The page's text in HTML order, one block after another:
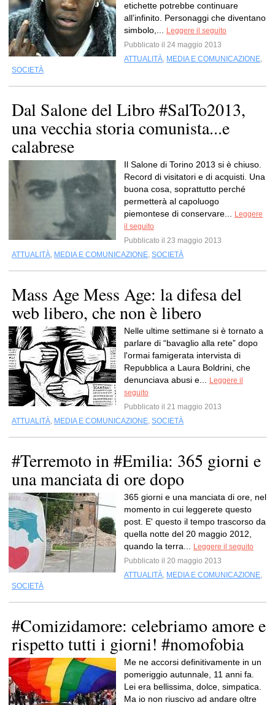
etichette potrebbe continuare
all’infinito. Personaggi che diventano
simbolo,...
Leggere il seguito
Pubblicato il 24 maggio 2013
ATTUALITÀ, MEDIA E COMUNICAZIONE,
SOCIETÀ
Dal Salone del Libro #SalTo2013,
una vecchia storia comunista...e
calabrese
Il Salone di Torino 2013 si è chiuso.
Record di visitatori e di acquisti. Una
buona cosa, soprattutto perché
permetterà al capoluogo
piemontese di conservare...
Leggere
il seguito
Pubblicato il 23 maggio 2013
ATTUALITÀ, MEDIA E COMUNICAZIONE, SOCIETÀ
Mass Age Mess Age: la difesa del
web libero, che non è libero
Nelle ultime settimane si è tornato a
parlare di “bavaglio alla rete” dopo
l'ormai famigerata intervista di
Repubblica a Laura Boldrini, che
denunciava abusi e...
Leggere il
seguito
Pubblicato il 21 maggio 2013
ATTUALITÀ, MEDIA E COMUNICAZIONE, SOCIETÀ
#Terremoto in #Emilia: 365 giorni e
una manciata di ore dopo
365 giorni e una manciata di ore, nel
momento in cui leggerete questo
post. E' questo il tempo trascorso da
quella notte del 20 maggio 2012,
quando la terra...
Leggere il seguito
Pubblicato il 20 maggio 2013
ATTUALITÀ, MEDIA E COMUNICAZIONE,
SOCIETÀ
#Comizidamore: celebriamo amore e
rispetto tutti i giorni! #nomofobia
Me ne accorsi definitivamente in un
pomeriggio autunnale, 11 anni fa.
Lei era bellissima, dolce, simpatica.
Ma io non riuscivo ad andare oltre